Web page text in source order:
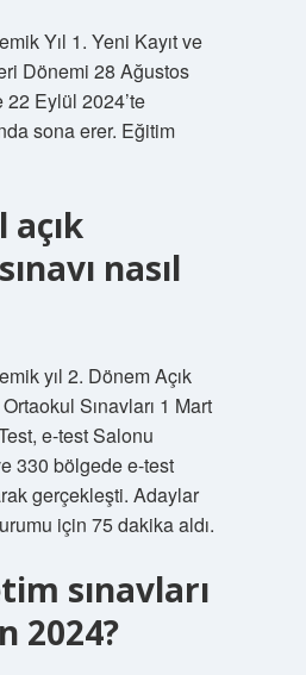
Yıl 1. Yeni Kayıt ve
Dönemi 28 Ağustos
22 Eylül 2024’te
sona erer. Eğitim
nasıl
yıl 2. Dönem Açık
Sınavları 1 Mart
e-test Salonu
330 bölgede e-test
gerçekleşti. Adaylar
için 75 dakika aldı.
sınavları
2024?